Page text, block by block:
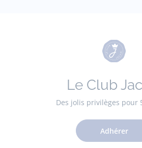
Le Club
Des jolis privilèges pour
Adhérer